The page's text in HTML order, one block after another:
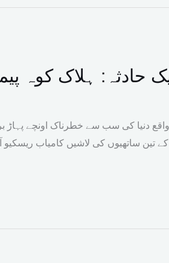
حادثہ: ہلاک کوہ
دنیا کی سب سے خطرناک اونچے پہاڑ
تین ساتھیوں کی لاشیں کامیاب